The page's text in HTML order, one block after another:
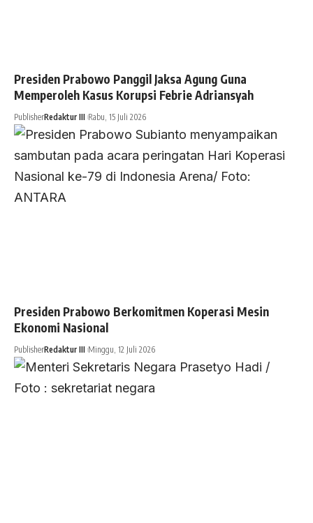
Presiden Prabowo Panggil Jaksa Agung Guna
Memperoleh Kasus Korupsi Febrie Adriansyah
PublisherRedaktur III Rabu, 15 Juli 2026
Presiden Prabowo Berkomitmen Koperasi Mesin
Ekonomi Nasional
PublisherRedaktur III Minggu, 12 Juli 2026